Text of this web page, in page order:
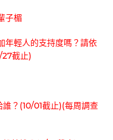
子楣
年輕人的支持度嗎？請依
截止)
？(10/01截止)(每周調查